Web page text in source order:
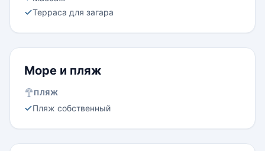
Терраса для загара
Море и пляж
ПЛЯЖ
Пляж собственный